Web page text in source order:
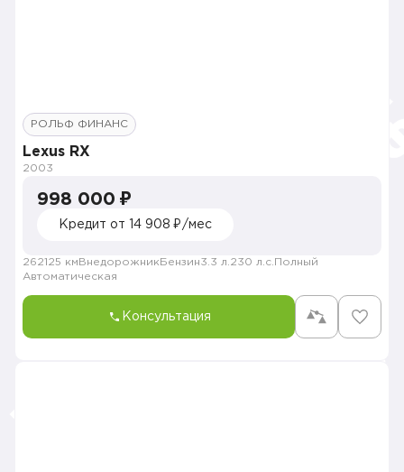
РОЛЬФ ФИНАНС
Lexus RX
2003
998 000 ₽
Кредит от 14 908 ₽/мес
262125 км Внедорожник Бензин3.3 л. 230 л.с. Полный
Автоматическая
Консультация